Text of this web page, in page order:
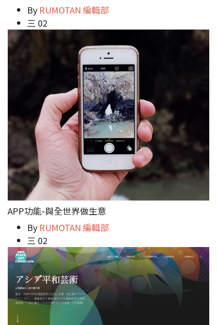
By RUMOTAN 編輯部
三 02
APP功能-與全世界做生意
By RUMOTAN 編輯部
三 02